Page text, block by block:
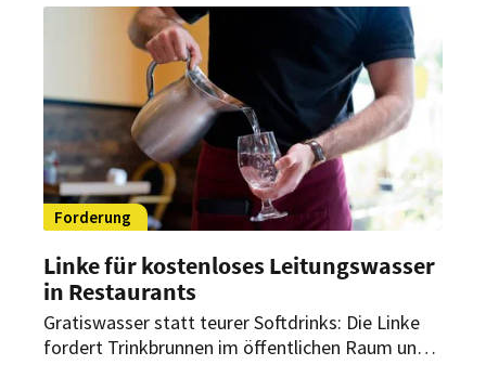
Forderung
Linke für kostenloses Leitungswasser
in Restaurants
Gratiswasser statt teurer Softdrinks: Die Linke
fordert Trinkbrunnen im öffentlichen Raum und